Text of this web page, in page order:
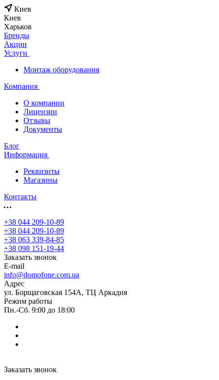
Киев
Киев
Харьков
Бренды
Акции
Услуги
Монтаж оборудования
Компания
О компании
Лицензии
Отзывы
Документы
Блог
Информация
Реквизиты
Магазины
Контакты
+38 044 209-10-89
+38 044 209-10-89
+38 063 339-84-85
+38 098 151-19-44
Заказать звонок
E-mail
info@domofone.com.ua
Адрес
ул. Борщаговская 154А, ТЦ Аркадия
Режим работы
Пн.-Сб. 9:00 до 18:00
Заказать звонок